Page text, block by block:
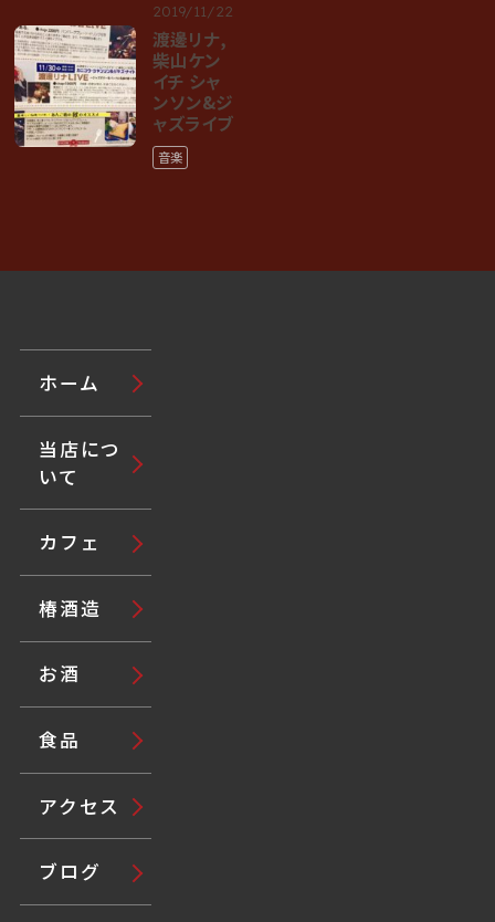
2019/11/22
渡邊リナ,
柴山ケン
イチ シャ
ンソン&ジ
ャズライブ
音楽
ホーム
当店につ
いて
カフェ
椿酒造
お酒
食品
アクセス
ブログ